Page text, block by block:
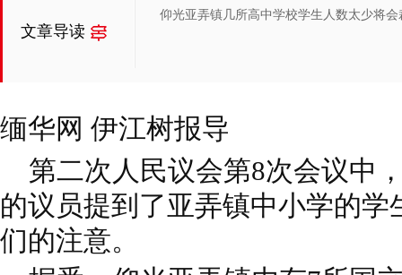
文章导读
仰光亚弄镇几所高中学校学生人数太少将会
缅华网 伊江树报导
第二次人民议会第8次会议中
的议员提到了亚弄镇中小学的
们的注意。